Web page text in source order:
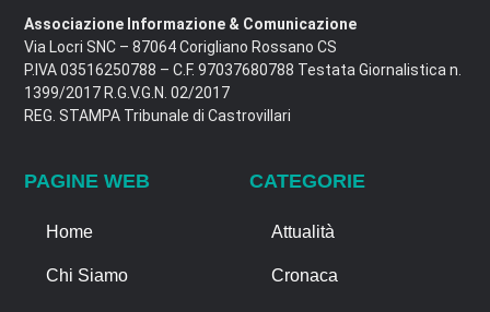
Associazione Informazione & Comunicazione
Via Locri SNC – 87064 Corigliano Rossano CS
P.IVA 03516250788 – C.F. 97037680788 Testata Giornalistica n.
1399/2017 R.G.V.G.N. 02/2017
REG. STAMPA Tribunale di Castrovillari
PAGINE WEB
Home
Chi Siamo
CATEGORIE
Attualità
Cronaca